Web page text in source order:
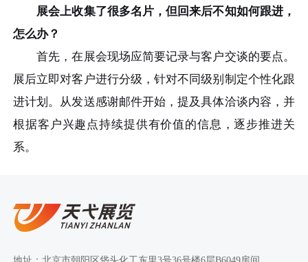
展会上收集了很多名片，但回来后不知如何跟进，
怎么办？
首先，在展会现场应简要记录与客户交谈的要点。
展后立即对客户进行分级，针对不同级别制定个性化跟
进计划。从发送感谢邮件开始，提及具体洽谈内容，并
根据客户兴趣点持续提供有价值的信息，逐步推进关
系。